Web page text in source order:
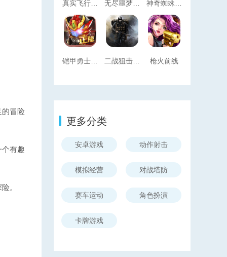
冒险
有趣
。
枪火前线
更多分类
安卓游戏 动作射击
模拟经营 对战塔防
赛车运动 角色扮演
卡牌游戏